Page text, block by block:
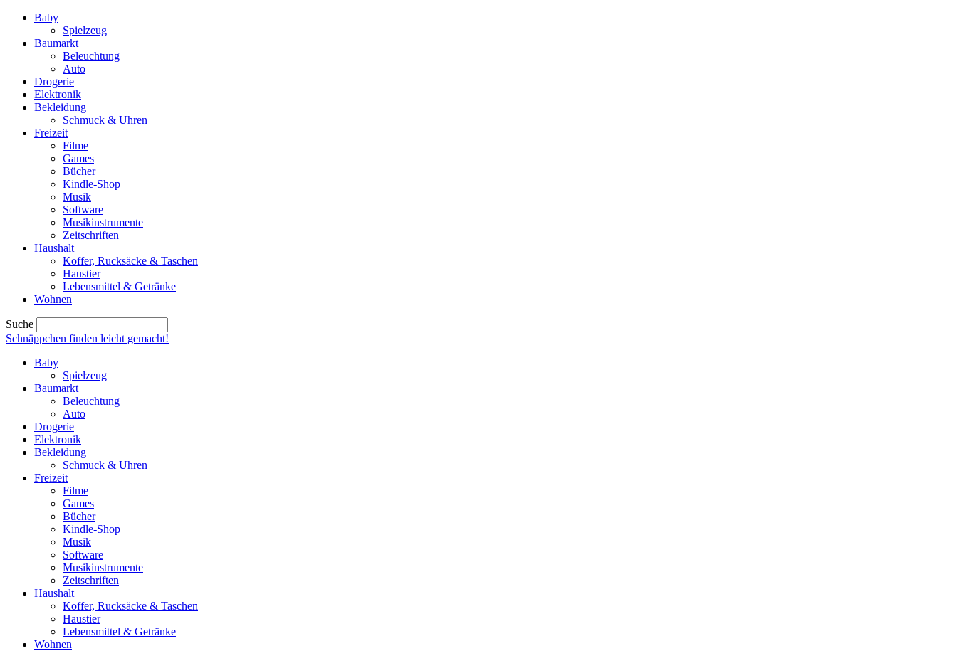
Baby
Spielzeug
Baumarkt
Beleuchtung
Auto
Drogerie
Elektronik
Bekleidung
Schmuck & Uhren
Freizeit
Filme
Games
Bücher
Kindle-Shop
Musik
Software
Musikinstrumente
Zeitschriften
Haushalt
Koffer, Rucksäcke & Taschen
Haustier
Lebensmittel & Getränke
Wohnen
Suche
Schnäppchen finden leicht gemacht!
Baby
Spielzeug
Baumarkt
Beleuchtung
Auto
Drogerie
Elektronik
Bekleidung
Schmuck & Uhren
Freizeit
Filme
Games
Bücher
Kindle-Shop
Musik
Software
Musikinstrumente
Zeitschriften
Haushalt
Koffer, Rucksäcke & Taschen
Haustier
Lebensmittel & Getränke
Wohnen